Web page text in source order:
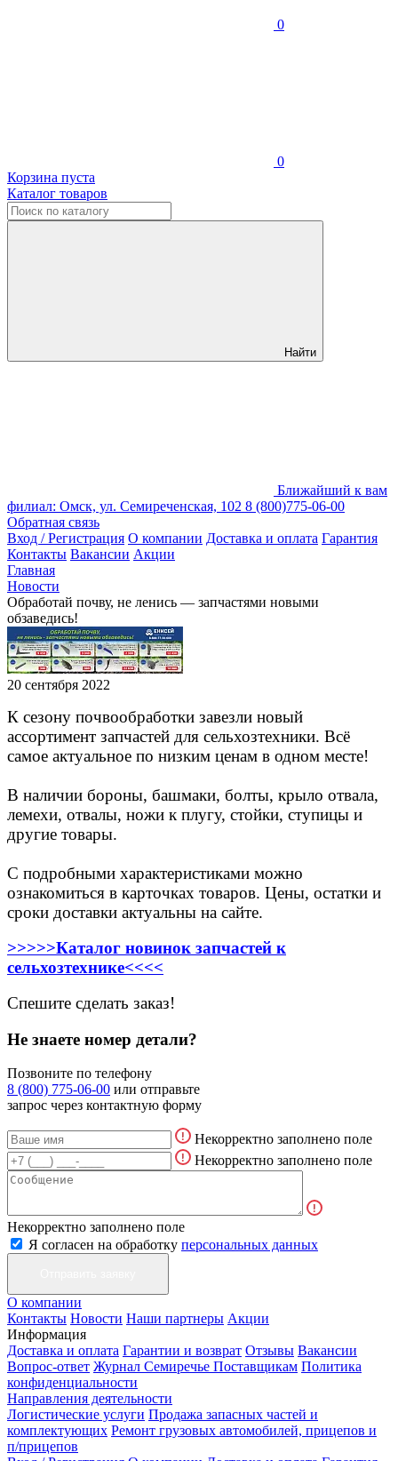
0
0
Корзина пуста
Каталог товаров
Найти
Ближайший к вам
филиал: Омск, ул. Семиреченская, 102 8 (800)775-06-00
Обратная связь
Вход / Регистрация О компании Доставка и оплата Гарантия
Контакты Вакансии Акции
Главная
Новости
Обработай почву, не ленись — запчастями новыми
обзаведись!
20 сентября 2022
К сезону почвообработки завезли новый
ассортимент запчастей для сельхозтехники. Всё
самое актуальное по низким ценам в одном месте!
В наличии бороны, башмаки, болты, крыло отвала,
лемехи, отвалы, ножи к плугу, стойки, ступицы и
другие товары.
С подробными характеристиками можно
ознакомиться в карточках товаров. Цены, остатки и
сроки доставки актуальны на сайте.
>>>>>Каталог новинок запчастей к
сельхозтехнике<<<<
Спешите сделать заказ!
Не знаете номер детали?
Позвоните по телефону
8 (800) 775-06-00 или отправьте
запрос через контактную форму
Некорректно заполнено поле
Некорректно заполнено поле
Некорректно заполнено поле
Я согласен на обработку персональных данных
О компании
Контакты Новости Наши партнеры Акции
Информация
Доставка и оплата Гарантии и возврат Отзывы Вакансии
Вопрос-ответ Журнал Семиречье Поставщикам Политика
конфиденциальности
Направления деятельности
Логистические услуги Продажа запасных частей и
комплектующих Ремонт грузовых автомобилей, прицепов и
п/прицепов